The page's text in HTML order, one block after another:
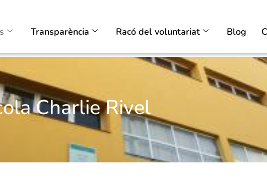
Transparència Racó del voluntariat Blog
Charlie Rivel